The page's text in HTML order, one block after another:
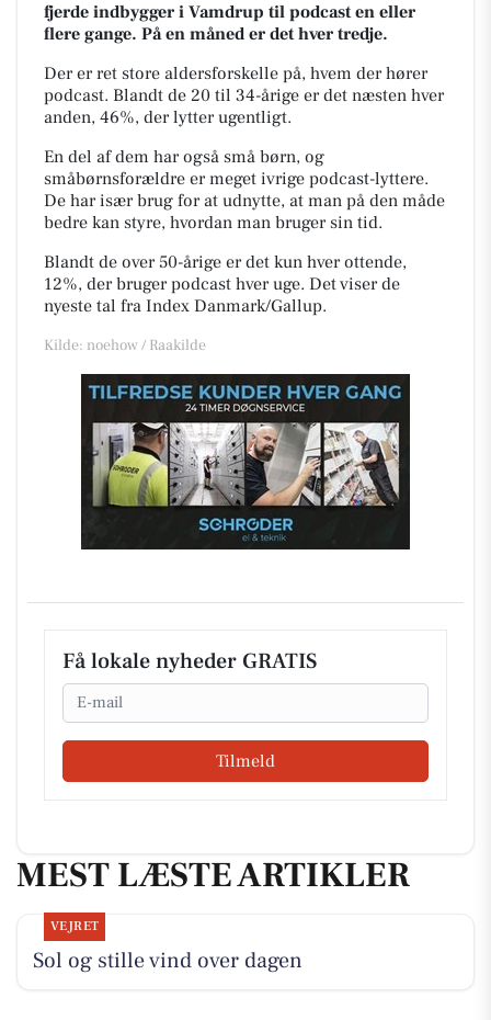
fjerde indbygger i Vamdrup til podcast en eller
flere gange. På en måned er det hver tredje.
Der er ret store aldersforskelle på, hvem der hører
podcast. Blandt de 20 til 34-årige er det næsten hver
anden, 46%, der lytter ugentligt.
En del af dem har også små børn, og
småbørnsforældre er meget ivrige podcast-lyttere.
De har især brug for at udnytte, at man på den måde
bedre kan styre, hvordan man bruger sin tid.
Blandt de over 50-årige er det kun hver ottende,
12%, der bruger podcast hver uge. Det viser de
nyeste tal fra Index Danmark/Gallup.
Kilde: noehow / Raakilde
Få lokale nyheder GRATIS
Email
Tilmeld
MEST LÆSTE ARTIKLER
VEJRET
Sol og stille vind over dagen